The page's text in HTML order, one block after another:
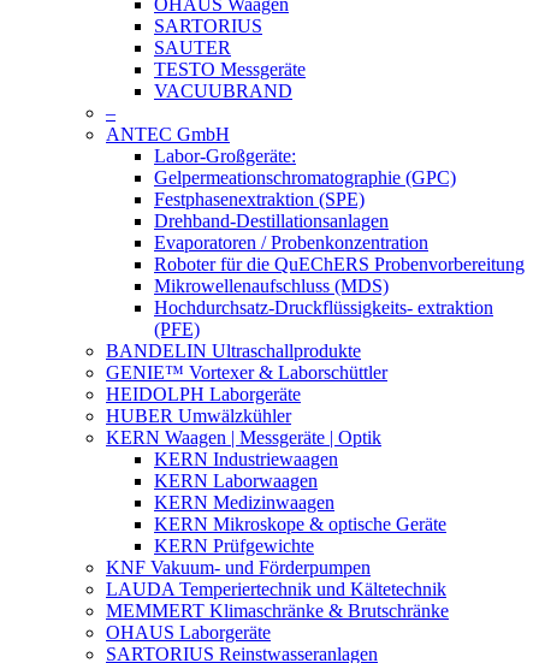
OHAUS Waagen
SARTORIUS
SAUTER
TESTO Messgeräte
VACUUBRAND
–
ANTEC GmbH
Labor-Großgeräte:
Gelpermeationschromatographie (GPC)
Festphasenextraktion (SPE)
Drehband-Destillationsanlagen
Evaporatoren / Probenkonzentration
Roboter für die QuEChERS Probenvorbereitung
Mikrowellenaufschluss (MDS)
Hochdurchsatz-Druckflüssigkeits- extraktion
(PFE)
BANDELIN Ultraschallprodukte
GENIE™ Vortexer & Laborschüttler
HEIDOLPH Laborgeräte
HUBER Umwälzkühler
KERN Waagen | Messgeräte | Optik
KERN Industriewaagen
KERN Laborwaagen
KERN Medizinwaagen
KERN Mikroskope & optische Geräte
KERN Prüfgewichte
KNF Vakuum- und Förderpumpen
LAUDA Temperiertechnik und Kältetechnik
MEMMERT Klimaschränke & Brutschränke
OHAUS Laborgeräte
SARTORIUS Reinstwasseranlagen